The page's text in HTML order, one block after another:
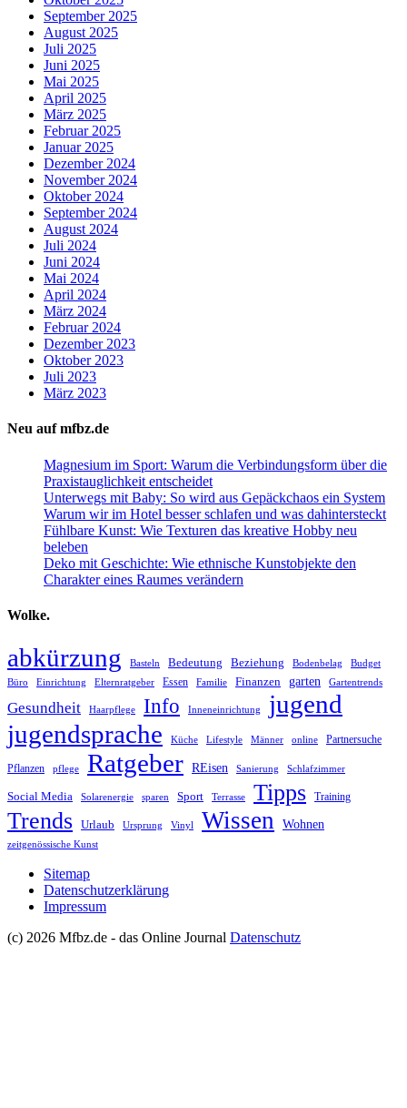
September 2025
August 2025
Juli 2025
Juni 2025
Mai 2025
April 2025
März 2025
Februar 2025
Januar 2025
Dezember 2024
November 2024
Oktober 2024
September 2024
August 2024
Juli 2024
Juni 2024
Mai 2024
April 2024
März 2024
Februar 2024
Dezember 2023
Oktober 2023
Juli 2023
März 2023
Neu auf mfbz.de
Magnesium im Sport: Warum die Verbindungsform über die
Praxistauglichkeit entscheidet
Unterwegs mit Baby: So wird aus Gepäckchaos ein System
Warum wir im Hotel besser schlafen und was dahintersteckt
Fühlbare Kunst: Wie Texturen das kreative Hobby neu
beleben
Deko mit Geschichte: Wie ethnische Kunstobjekte den
Charakter eines Raumes verändern
Wolke.
abkürzung Basteln Bedeutung Beziehung Bodenbelag
Budget
Büro
Einrichtung Elternratgeber Essen Familie Finanzen garten Gartentrends
Gesundheit Haarpflege Info Inneneinrichtung
jugend
jugendsprache
Küche Lifestyle Männer online Partnersuche
Pflanzen pflege Ratgeber REisen Sanierung Schlafzimmer
Social Media Solarenergie sparen Sport Terrasse Tipps Training
Trends Urlaub Ursprung Vinyl Wissen Wohnen
zeitgenössische Kunst
Sitemap
Datenschutzerklärung
Impressum
(c) 2026 Mfbz.de - das Online Journal Datenschutz